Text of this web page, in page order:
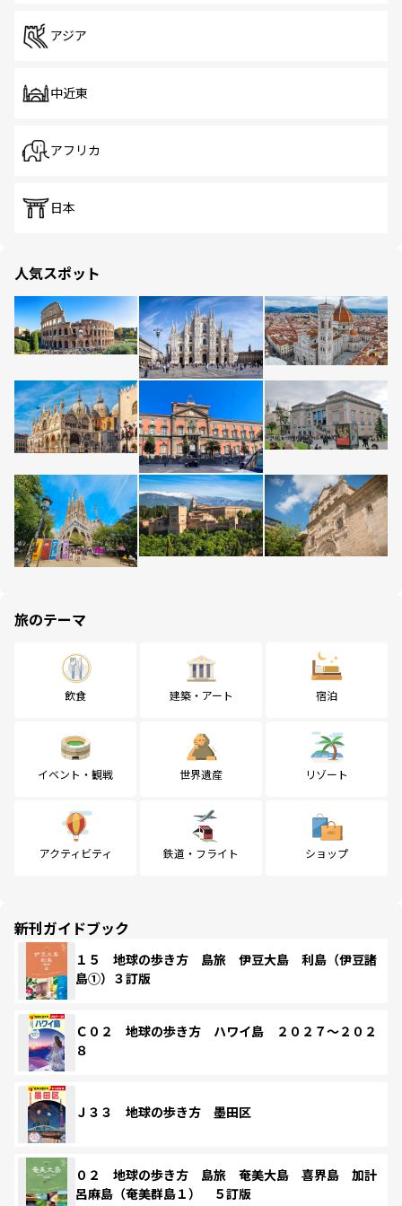
アジア
中近東
アフリカ
日本
人気スポット
旅のテーマ
飲食 建築・アート 宿泊
イベント・観戦 世界遺産 リゾート
アクティビティ 鉄道・フライト ショップ
新刊ガイドブック
１５ 地球の歩き方 島旅 伊豆大島 利島（伊豆諸
島①）３訂版
Ｃ０２ 地球の歩き方 ハワイ島 ２０２７～２０２
８
Ｊ３３ 地球の歩き方 墨田区
０２ 地球の歩き方 島旅 奄美大島 喜界島 加計
呂麻島（奄美群島１） ５訂版